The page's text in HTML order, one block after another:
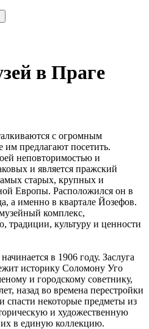
в Праге
с огромным
им предлагают посетить.
неповторимостью и
и является пражский
старых, крупных и
Европы. Расположился он в
а именно в квартале Йозефов.
комплекс,
традиции, культуру и ценности
в 1906 году. Заслуга
историку Соломону Уго
и городскому советнику,
назад во времена перестройки
некоторые предметы из
и художественную
в единую коллекцию.